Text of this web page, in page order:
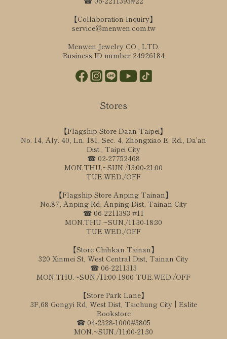
【Collaboration Inquiry】
service@menwen.com.tw
Menwen Jewelry CO., LTD.
Business ID number 24926184
Stores
【Flagship Store Daan Taipei】
No. 14, Aly. 40, Ln. 181, Sec. 4, Zhongxiao E. Rd., Da'an
Dist., Taipei City
☎ 02-27752468
MON.THU.~SUN./13:00-21:00
TUE.WED./OFF
【Flagship Store Anping Tainan】
No.87, Anping Rd, Anping Dist, Tainan City
☎ 06-2211393 #11
MON.THU.~SUN./11:30-18:30
TUE.WED./OFF
【Store Chihkan Tainan】
320 Xinmei St, West Central Dist, Tainan City
☎ 06-2211313
MON.THU.~SUN./11:00-1900 TUE.WED./OFF
【Store Park Lane】
3F,68 Gongyi Rd, West Dist, Taichung City | Eslite
Bookstore
☎ 04-2328-1000#3805
MON.~SUN./11:00-21:30